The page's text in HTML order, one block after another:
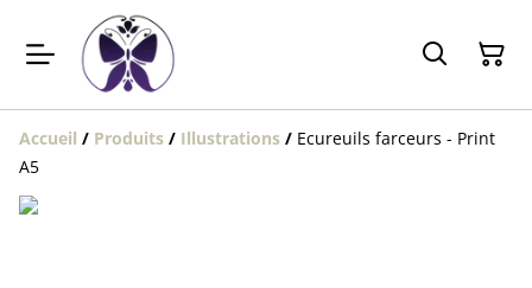
Accueil / Produits / Illustrations / Ecureuils farceurs - Print
A5